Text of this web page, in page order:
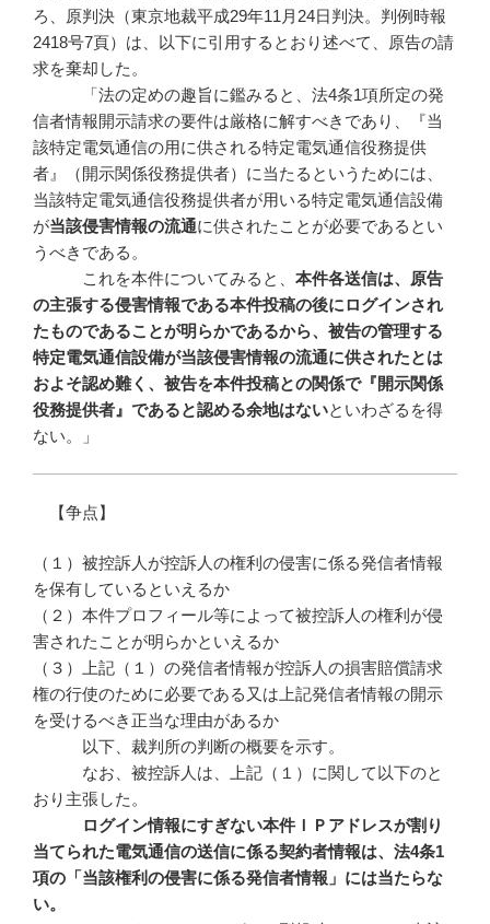
ろ、原判決（東京地裁平成29年11月24日判決。判例時報
2418号7頁）は、以下に引用するとおり述べて、原告の請
求を棄却した。
「法の定めの趣旨に鑑みると、法4条1項所定の発
信者情報開示請求の要件は厳格に解すべきであり、『当
該特定電気通信の用に供される特定電気通信役務提供
者』（開示関係役務提供者）に当たるというためには、
当該特定電気通信役務提供者が用いる特定電気通信設備
が当該侵害情報の流通に供されたことが必要であるとい
うべきである。
これを本件についてみると、 本件各送信は、原告
の主張する侵害情報である本件投稿の後にログインされ
たものであることが明らかであるから、被告の管理する
特定電気通信設備が当該侵害情報の流通に供されたとは
およそ認め難く、被告を本件投稿との関係で『開示関係
役務提供者』であると認める余地はないといわざるを得
ない。」
【争点】
（１）被控訴人が控訴人の権利の侵害に係る発信者情報
を保有しているといえるか
（２）本件プロフィール等によって被控訴人の権利が侵
害されたことが明らかといえるか
（３）上記（１）の発信者情報が控訴人の損害賠償請求
権の行使のために必要である又は上記発信者情報の開示
を受けるべき正当な理由があるか
以下、裁判所の判断の概要を示す。
なお、被控訴人は、上記（１）に関して以下のと
おり主張した。
ログイン情報にすぎない本件ＩＰアドレスが割り
当てられた電気通信の送信に係る契約者情報は、法4条1
項の「当該権利の侵害に係る発信者情報」には当たらな
い。